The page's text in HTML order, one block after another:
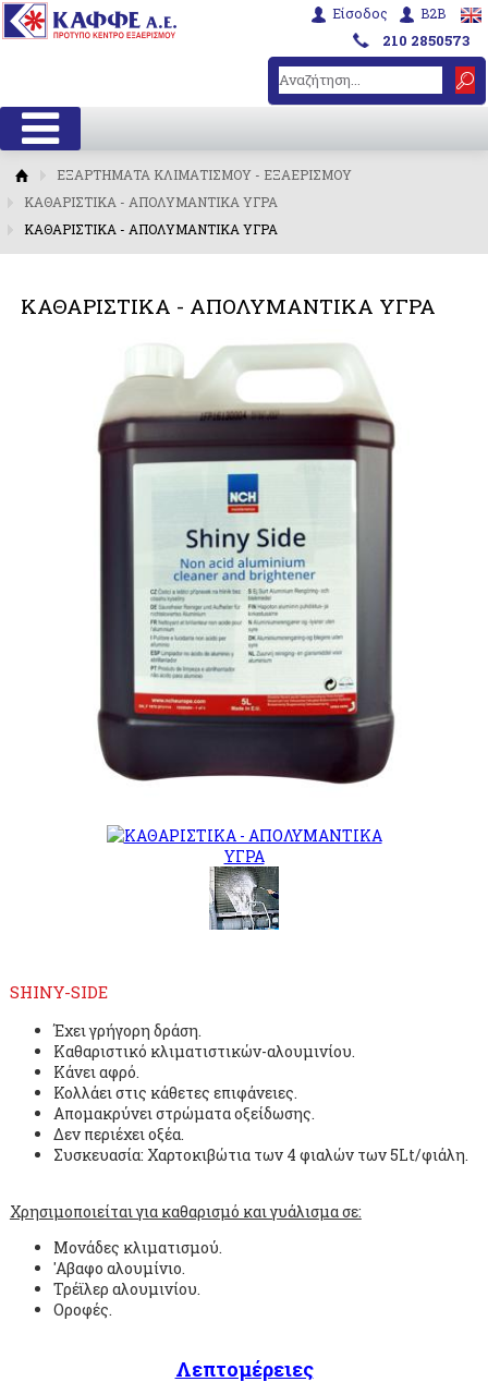
B2B
Είσοδος
210 2850573
ΕΞΑΡΤΗΜΑΤΑ ΚΛΙΜΑΤΙΣΜΟΥ - ΕΞΑΕΡΙΣΜΟΥ
ΚΑΘΑΡΙΣΤΙΚΑ - ΑΠΟΛΥΜΑΝΤΙΚΑ ΥΓΡΑ
ΚΑΘΑΡΙΣΤΙΚΑ - ΑΠΟΛΥΜΑΝΤΙΚΑ ΥΓΡΑ
ΚΑΘΑΡΙΣΤΙΚΑ - ΑΠΟΛΥΜΑΝΤΙΚΑ ΥΓΡΑ
SHINY-SIDE
Έχει γρήγορη δράση.
Καθαριστικό κλιματιστικών-αλουμινίου.
Κάνει αφρό.
Κολλάει στις κάθετες επιφάνειες.
Απομακρύνει στρώματα οξείδωσης.
Δεν περιέχει οξέα.
Συσκευασία: Χαρτοκιβώτια των 4 φιαλών των 5Lt/φιάλη.
Χρησιμοποιείται για καθαρισμό και γυάλισμα σε:
Μονάδες κλιματισμού.
'Aβαφο αλουμίνιο.
Τρέϊλερ αλουμινίου.
Οροφές.
Λεπτομέρειες